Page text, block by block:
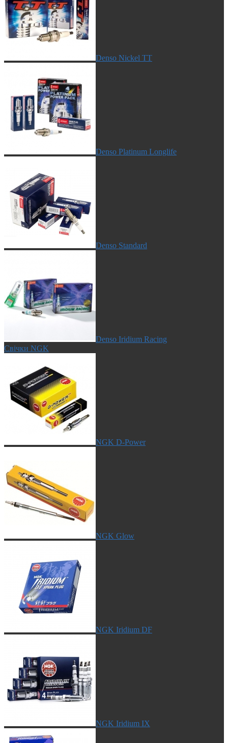
Denso Nickel TT
Denso Platinum Longlife
Denso Standard
Denso Iridium Racing
Свічки NGK
NGK D-Power
NGK Glow
NGK Iridium DF
NGK Iridium IX